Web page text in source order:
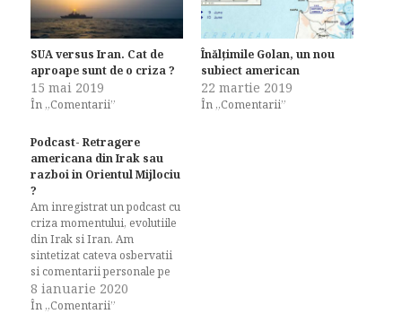
SUA versus Iran. Cat de
aproape sunt de o criza ?
15 mai 2019
În „Comentarii”
Înălțimile Golan, un nou
subiect american
22 martie 2019
În „Comentarii”
Podcast- Retragere
americana din Irak sau
razboi in Orientul Mijlociu
?
Am inregistrat un podcast cu
criza momentului, evolutiile
din Irak si Iran. Am
sintetizat cateva osbervatii
si comentarii personale pe
margine evolutiilor, analiza
unor fapte din teren,
8 ianuarie 2020
În „Comentarii”